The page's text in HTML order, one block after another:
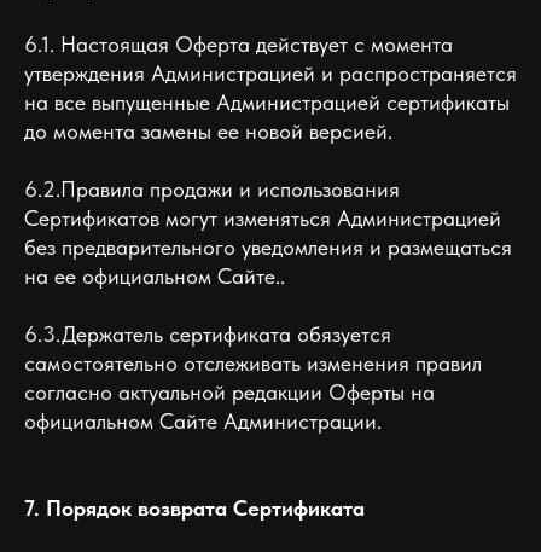
6.1. Настоящая Оферта действует с момента
утверждения Администрацией и распространяется
на все выпущенные Администрацией сертификаты
до момента замены ее новой версией.
6.2.Правила продажи и использования
Сертификатов могут изменяться Администрацией
без предварительного уведомления и размещаться
на ее официальном Сайте..
6.3.Держатель сертификата обязуется
самостоятельно отслеживать изменения правил
согласно актуальной редакции Оферты на
официальном Сайте Администрации.
7. Порядок возврата Сертификата